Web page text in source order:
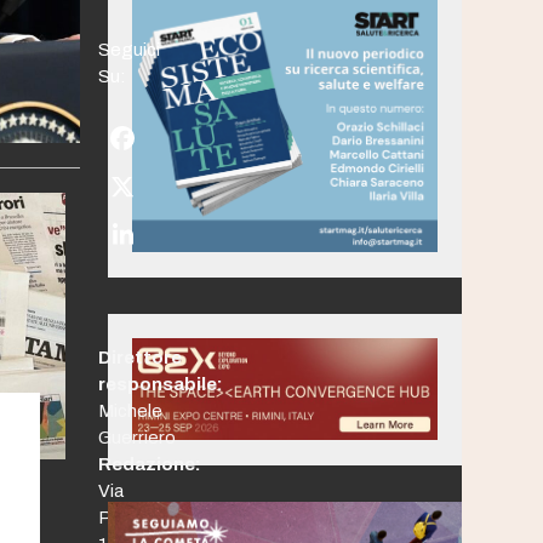
Seguici
Su:
Facebook
Twitter
(deprecated)
LinkedIn
Direttore
responsabile:
Michele
Guerriero
Redazione:
Via
Po,